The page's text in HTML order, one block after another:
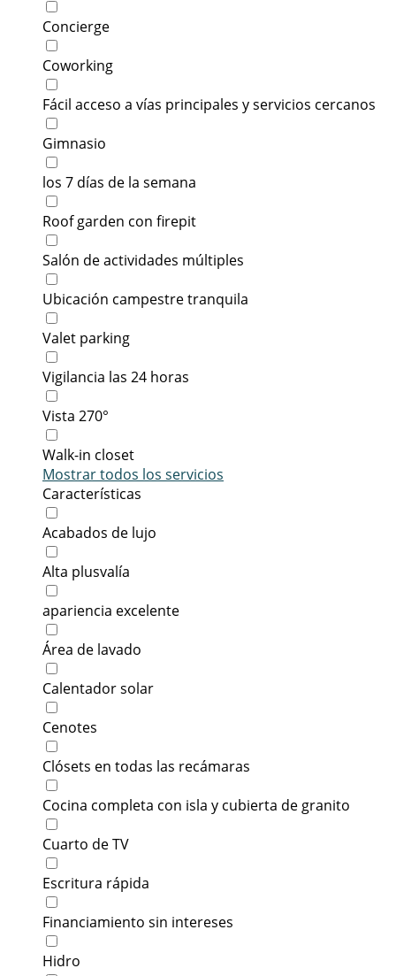
Concierge
Coworking
Fácil acceso a vías principales y servicios cercanos
Gimnasio
los 7 días de la semana
Roof garden con firepit
Salón de actividades múltiples
Ubicación campestre tranquila
Valet parking
Vigilancia las 24 horas
Vista 270°
Walk-in closet
Mostrar todos los servicios
Características
Acabados de lujo
Alta plusvalía
apariencia excelente
Área de lavado
Calentador solar
Cenotes
Clósets en todas las recámaras
Cocina completa con isla y cubierta de granito
Cuarto de TV
Escritura rápida
Financiamiento sin intereses
Hidro